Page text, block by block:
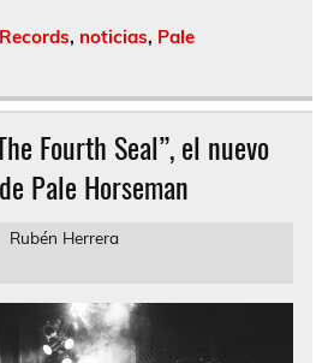
, noticias, Pale
Fourth Seal”, el nuevo
Pale Horseman
Rubén Herrera